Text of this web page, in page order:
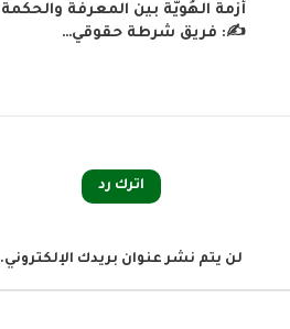
أزمة الهُويَّة بين المعرفة والحكمة
✍️: فريق شرطة حقوقي…
اترك رد
لن يتم نشر عنوان بريدك الإلكتروني.